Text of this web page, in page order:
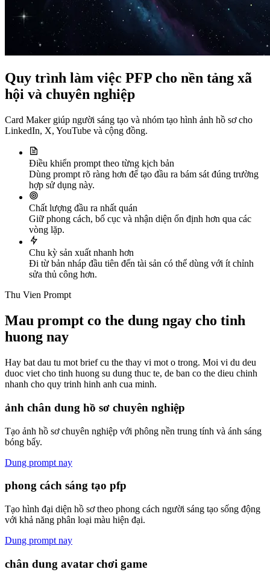
Quy trình làm việc PFP cho nền tảng xã
hội và chuyên nghiệp
Card Maker giúp người sáng tạo và nhóm tạo hình ảnh hồ sơ cho
LinkedIn, X, YouTube và cộng đồng.
Điều khiển prompt theo từng kịch bản
Dùng prompt rõ ràng hơn để tạo đầu ra bám sát đúng trường
hợp sử dụng này.
Chất lượng đầu ra nhất quán
Giữ phong cách, bố cục và nhận diện ổn định hơn qua các
vòng lặp.
Chu kỳ sản xuất nhanh hơn
Đi từ bản nháp đầu tiên đến tài sản có thể dùng với ít chỉnh
sửa thủ công hơn.
Thu Vien Prompt
Mau prompt co the dung ngay cho tinh
huong nay
Hay bat dau tu mot brief cu the thay vi mot o trong. Moi vi du deu
duoc viet cho tinh huong su dung thuc te, de ban co the dieu chinh
nhanh cho quy trinh hinh anh cua minh.
ảnh chân dung hồ sơ chuyên nghiệp
Tạo ảnh hồ sơ chuyên nghiệp với phông nền trung tính và ánh sáng
bóng bẩy.
Dung prompt nay
phong cách sáng tạo pfp
Tạo hình đại diện hồ sơ theo phong cách người sáng tạo sống động
với khả năng phân loại màu hiện đại.
Dung prompt nay
chân dung avatar chơi game